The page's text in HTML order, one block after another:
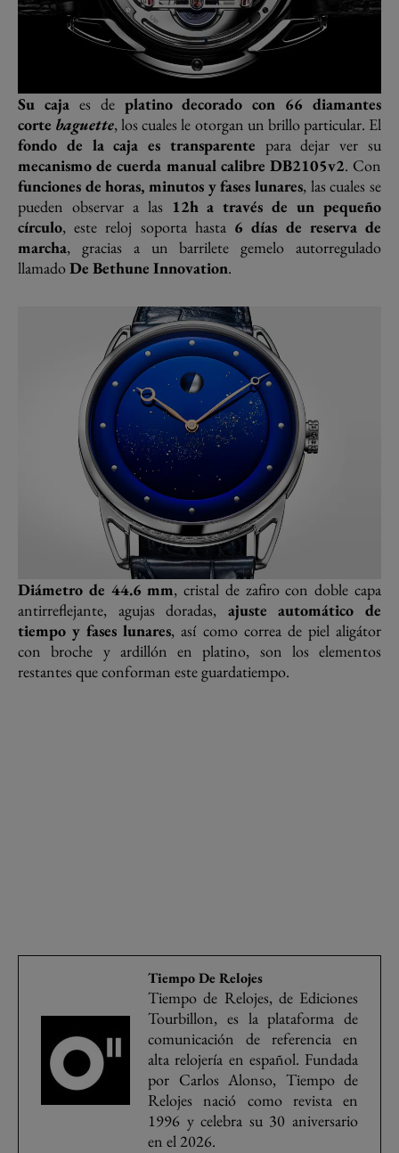
Su cajaes de platino decorado con 66 diamantes
corte baguette, los cuales le otorgan un brillo particular. El
fondo de la caja es transparente para dejar ver su
mecanismo de cuerda manual calibre DB2105v2. Con
funciones de horas, minutos y fases lunares, las cuales se
pueden observar a las 12h a través de un pequeño
círculo, este reloj soporta hasta 6 días de reserva de
marcha, gracias a un barrilete gemelo autorregulado
llamadoDe Bethune Innovation.
Diámetro de 44.6 mm, cristal de zafiro con doble capa
antirreflejante, agujas doradas, ajuste automático de
tiempo y fases lunares, así como correa de piel aligátor
con broche y ardillón en platino, son los elementos
restantes que conforman este guardatiempo.
Tiempo De Relojes
Tiempo de Relojes, de Ediciones
Tourbillon, es la plataforma de
comunicación de referencia en
alta relojería en español. Fundada
por Carlos Alonso, Tiempo de
Relojes nació como revista en
1996 y celebra su 30 aniversario
en el 2026.